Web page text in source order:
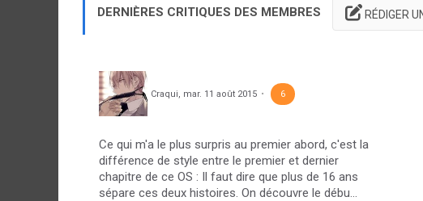
DERNIÈRES CRITIQUES DES MEMBRES RÉDIGER
Craqui, mar. 11 août 2015 6
Ce qui m'a le plus surpris au premier abord, c'est la
différence de style entre le premier et dernier
chapitre de ce OS : Il faut dire que plus de 16 ans
sépare ces deux histoires. On découvre le débu...